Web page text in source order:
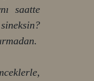
saatte